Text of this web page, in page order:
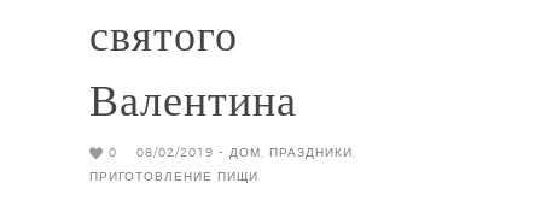
святого
Валентина
0 08/02/2019 - ДОМ ПРАЗДНИКИ
ПРИГОТОВЛЕНИЕ ПИЩИ